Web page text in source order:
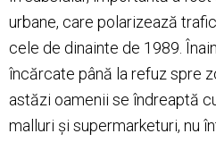
urbane, care polarizează
cele de dinainte de 1989.
încărcate până la refuz spre
astăzi oamenii se îndreaptă
malluri și supermarketuri, nu